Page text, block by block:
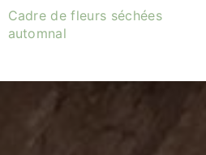
Cadre de fleurs séchées
automnal